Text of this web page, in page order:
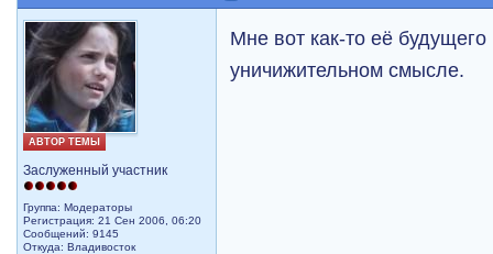
АВТОР ТЕМЫ
Заслуженный участник
Группа: Модераторы
Регистрация: 21 Сен 2006, 06:20
Сообщений: 9145
Откуда: Владивосток
Мне вот как-то её
уничижительном смысле.